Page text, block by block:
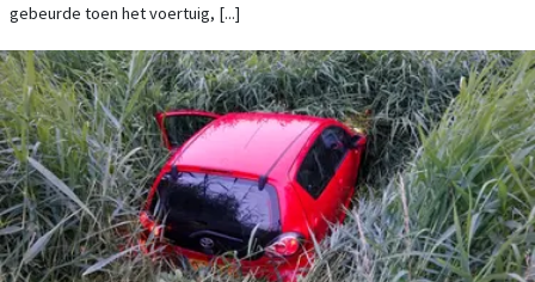
gebeurde toen het voertuig, [...]